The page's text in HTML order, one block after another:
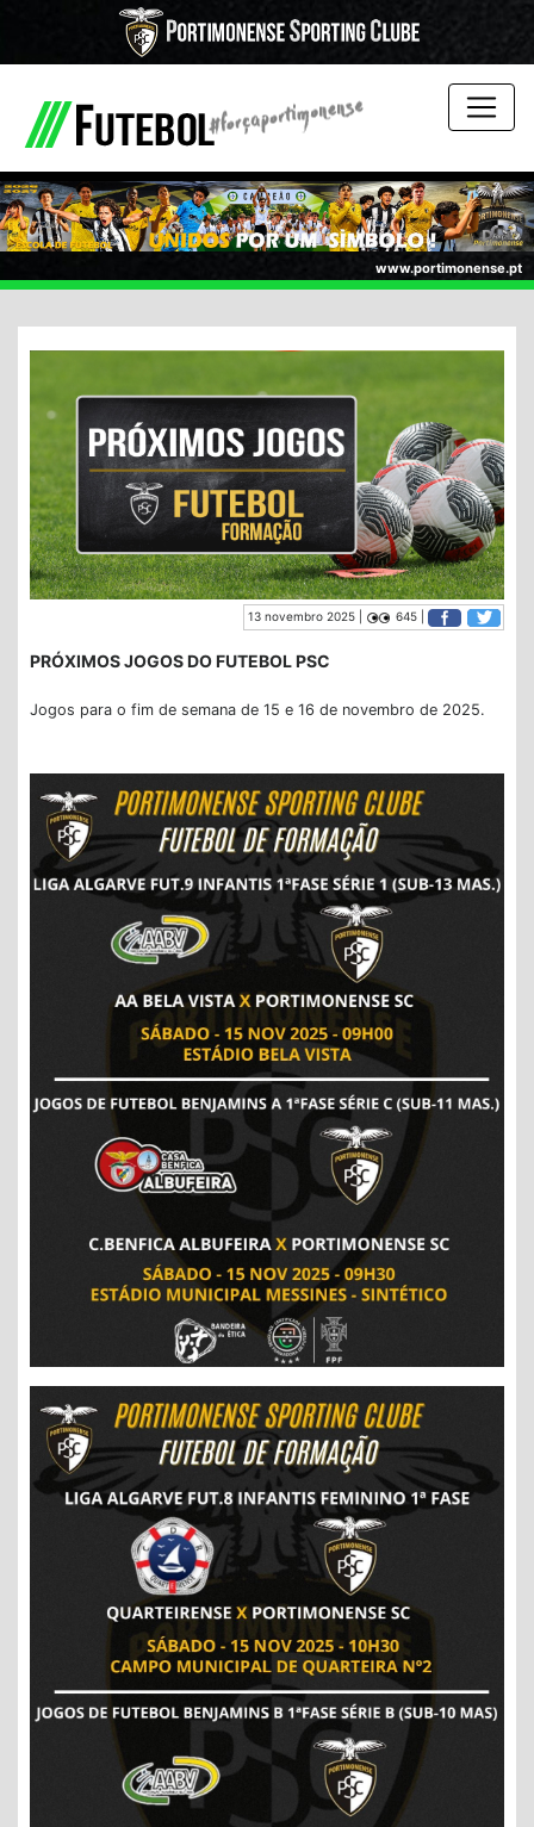
www.portimonense.pt
13 novembro 2025 | 645 |
PRÓXIMOS JOGOS DO FUTEBOL PSC
Jogos para o fim de semana de 15 e 16 de novembro de 2025.